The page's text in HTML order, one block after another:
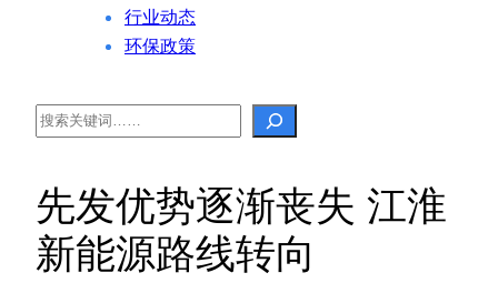
行业动态
环保政策
Search
先发优势逐渐丧失 江淮
新能源路线转向